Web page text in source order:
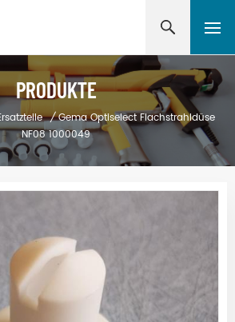
PRODUKTE
/ Gema Optiselect Flachstrahldüse
NF08 1000049